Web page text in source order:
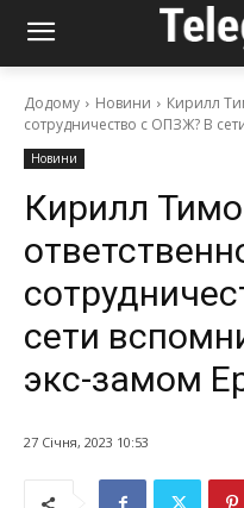
Додому Новини
Кирилл
сотрудничество с ОПЗЖ? В
Новини
Кирилл
сети
экс-замом
27 Січня, 2023 10:53